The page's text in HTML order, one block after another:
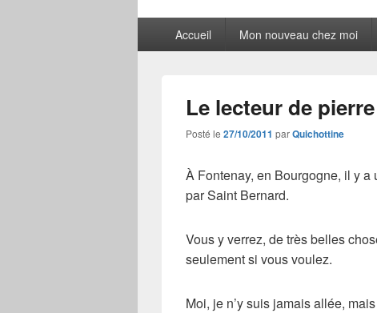
principalAccueil Mon nouveau chez moi
Le lecteur de
Posté le 27/10/2011 parQuichottine
À Fontenay, en Bourgogne, il y
par Saint Bernard.
Vous y verrez, de très belles
seulement si vous voulez.
Moi, je n’y suis jamais allée,